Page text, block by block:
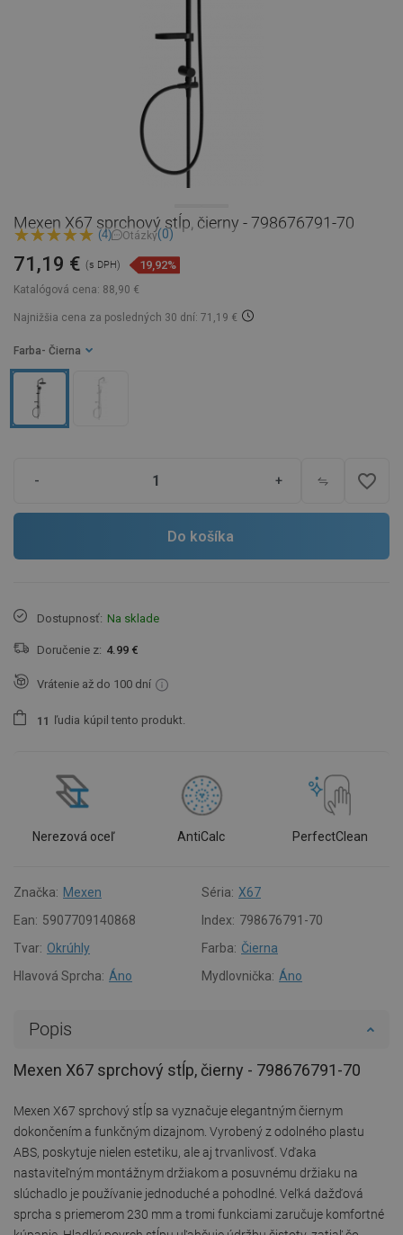
Mexen X67 sprchový stĺp, čierny - 798676791-70
(4) Otázky(0)
Katalógová cena: 88,90 €
71,19 € (s DPH) 19,92%
Najnižšia cena za posledných 30 dní: 71,19 €
Farba - Čierna
- + favorite_border
Do košíka
Dostupnosť: Na sklade
Doručenie z: 4.99 €
Vrátenie až do 100 dní
1 1 ľudia kúpil tento produkt.
Nerezová oceľ AntiCalc PerfectClean
Značka: Mexen Séria: X67
Ean: 5907709140868 Index: 798676791-70
Tvar: Okrúhly Farba: Čierna
Hlavová Sprcha: Áno Mydlovnička: Áno
Popis
Mexen X67 sprchový stĺp, čierny - 798676791-70
Mexen X67 sprchový stĺp sa vyznačuje elegantným čiernym
dokončením a funkčným dizajnom. Vyrobený z odolného plastu
ABS, poskytuje nielen estetiku, ale aj trvanlivosť. Vďaka
nastaviteľným montážnym držiakom a posuvnému držiaku na
slúchadlo je používanie jednoduché a pohodlné. Veľká dažďová
sprcha s priemerom 230 mm a tromi funkciami zaručuje komfortné